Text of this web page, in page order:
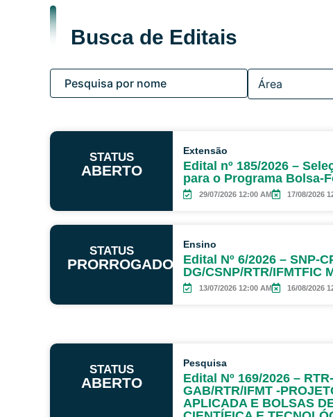
Busca de Editais
STATUS
ABERTO
Extensão
Edital nº 185/2026 –
para o Programa Bolsa-
29/07/2026 12:00 AM 17/08/2026
STATUS
PRORROGADO
Ensino
Edital Nº 6/2026 – SNP-
DG/CSNP/RTR/IFMTFIC
13/07/2026 12:00 AM 16/08/2026
STATUS
ABERTO
Pesquisa
Edital Nº 169/2026 –
GAB/RTR/IFMT -
APLICADA E BOLSAS